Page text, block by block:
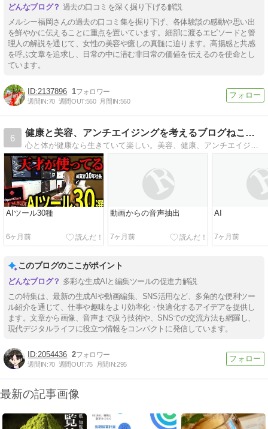
過去の口コミを深く掘り下げる解説
メルシー福岡さんの過去の口コミ集を掘り下げ、各体験談の感動や思い出
を鮮やかに伝えることに重点を置いています。細部に渡るエピソードと管
理人の解説を通じて、女性の美容や癒しの真髄に迫ります。高揚感と共感
を呼ぶ文章を追求し、日常の中に潜む非日常の価値を伝えるのを使命とし
ています。
2137896 1
週間IN:70 週間OUT:560 月間IN:560
6
健康と美容、アンチエイジングを考えるブログねことひなたぼっこ
AIツール30種
6ヶ月前
動画からの音声抽出
7ヶ月前
AI
7ヶ月前
このブログのここがポイント
多彩な生成AIと編集ツールの促進力解説
この特集は、最新の生成AIや動画編集、SNS活用など、多角的な便利ツー
ル紹介を通じて、仕事や趣味をより効率化・快適化するアイデアを提供し
ます。文章から画像、音声まで扱う技術や、SNSでの交流方法も網羅し、
現代デジタルライフに役立つ情報をコンパクトに発信しています。
2054436 2
週間IN:70 週間OUT:75 月間IN:295
最新の記事画像